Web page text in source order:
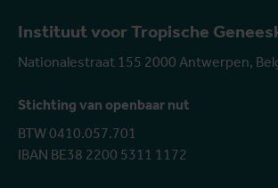
Instituut voor Tropische
Nationalestraat 155 2000 Antwerpen,
Stichting van openbaar nut
BTW 0410.057.701
IBAN BE38 2200 5311 1172